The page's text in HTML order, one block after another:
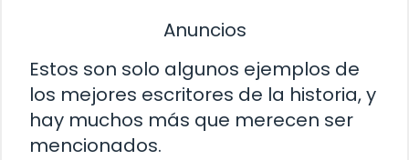
Anuncios
Estos son solo algunos ejemplos de
los mejores escritores de la historia, y
hay muchos más que merecen ser
mencionados.